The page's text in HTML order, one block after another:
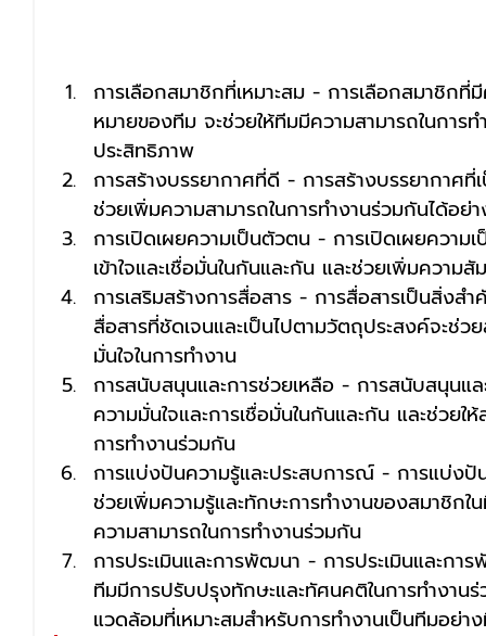
การเลือกสมาชิกที่เหมาะสม - การเลือกสมาชิกที่
หมายของทีม จะช่วยให้ทีมมีความสามารถในการ
ประสิทธิภาพ
การสร้างบรรยากาศที่ดี - การสร้างบรรยากาศที่
ช่วยเพิ่มความสามารถในการทำงานร่วมกันได้อย่
การเปิดเผยความเป็นตัวตน - การเปิดเผยความ
เข้าใจและเชื่อมั่นในกันและกัน และช่วยเพิ่มความ
การเสริมสร้างการสื่อสาร - การสื่อสารเป็นสิ่งส
สื่อสารที่ชัดเจนและเป็นไปตามวัตถุประสงค์จะช่
มั่นใจในการทำงาน
การสนับสนุนและการช่วยเหลือ - การสนับสนุนแล
ความมั่นใจและการเชื่อมั่นในกันและกัน และช่วยใ
การทำงานร่วมกัน
การแบ่งปันความรู้และประสบการณ์ - การแบ่งปั
ช่วยเพิ่มความรู้และทักษะการทำงานของสมาชิกใ
ความสามารถในการทำงานร่วมกัน
การประเมินและการพัฒนา - การประเมินและกา
ทีมมีการปรับปรุงทักษะและทัศนคติในการทำงาน
แวดล้อมที่เหมาะสมสำหรับการทำงานเป็นทีมอย่า